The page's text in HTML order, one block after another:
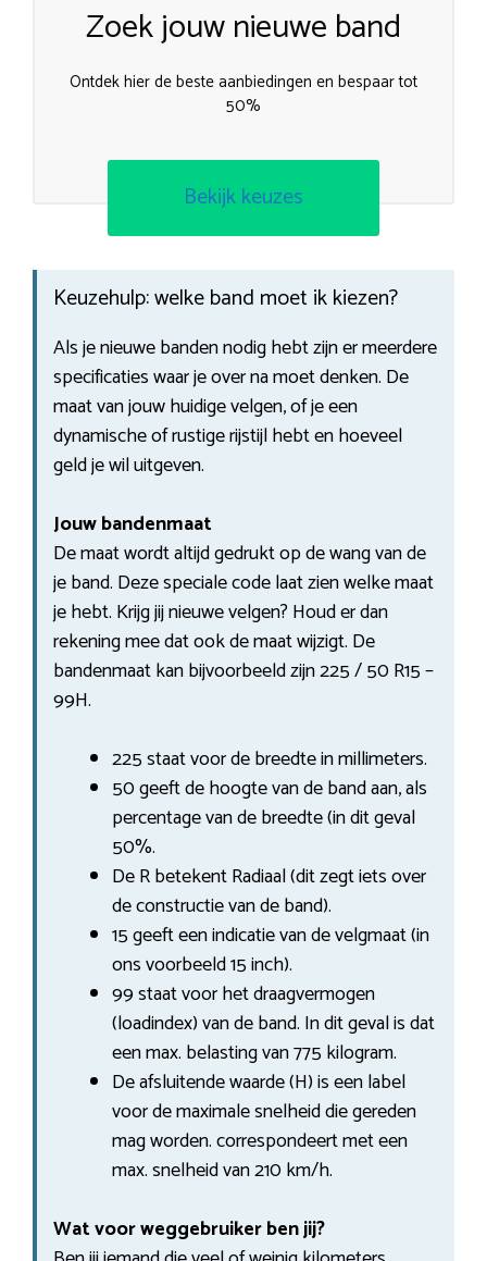
Zoek jouw nieuwe band
Ontdek hier de beste aanbiedingen en bespaar tot
50%
Bekijk keuzes
Keuzehulp: welke band moet ik kiezen?
Als je nieuwe banden nodig hebt zijn er meerdere
specificaties waar je over na moet denken. De
maat van jouw huidige velgen, of je een
dynamische of rustige rijstijl hebt en hoeveel
geld je wil uitgeven.
Jouw bandenmaat
De maat wordt altijd gedrukt op de wang van de
je band. Deze speciale code laat zien welke maat
je hebt. Krijg jij nieuwe velgen? Houd er dan
rekening mee dat ook de maat wijzigt. De
bandenmaat kan bijvoorbeeld zijn 225 / 50 R15 –
99H.
225 staat voor de breedte in millimeters.
50 geeft de hoogte van de band aan, als
percentage van de breedte (in dit geval
50%.
De R betekent Radiaal (dit zegt iets over
de constructie van de band).
15 geeft een indicatie van de velgmaat (in
ons voorbeeld 15 inch).
99 staat voor het draagvermogen
(loadindex) van de band. In dit geval is dat
een max. belasting van 775 kilogram.
De afsluitende waarde (H) is een label
voor de maximale snelheid die gereden
mag worden. correspondeert met een
max. snelheid van 210 km/h.
Wat voor weggebruiker ben jij?